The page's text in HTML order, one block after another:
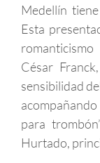
Medellín
Esta
César
sensibilidad
para
Hurtado,